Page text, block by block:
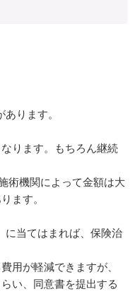
ります。
ります。もちろん継続
術機関によって金額は大
ます。
に当てはまれば、保険治
用が軽減できますが、
い、同意書を提出する